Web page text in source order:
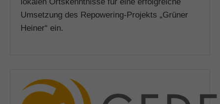
Umsetzung des Repowering-Projekts „Grüner
Heiner“ ein.